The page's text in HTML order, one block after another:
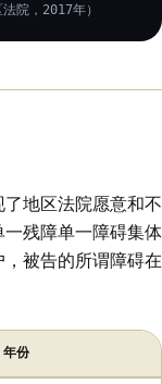
，2017年）
地区法院愿意和不
残障单一障碍集体
被告的所谓障碍在
年份